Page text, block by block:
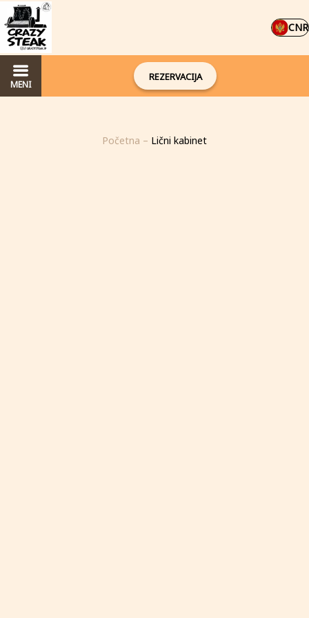
CNR
MENI
REZERVACIJA
Početna – Lični kabinet